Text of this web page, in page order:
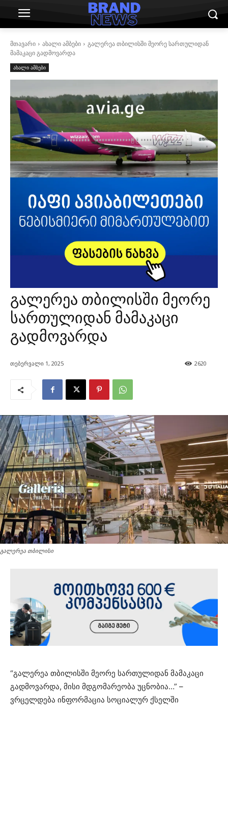
მთავარი ახალი ამბები
გალერეა თბილისში მეორე სართულიდან
მამაკაცი გადმოვარდა
ახალი ამბები
გალერეა თბილისში მეორე
სართულიდან მამაკაცი
გადმოვარდა
თებერვალი 1, 2025 2620
გალერეა თბილისი
“გალერეა თბილისში მეორე სართულიდან მამაკაცი
გადმოვარდა, მისი მდგომარეობა უცნობია…” –
ვრცელდება ინფორმაცია სოციალურ ქსელში